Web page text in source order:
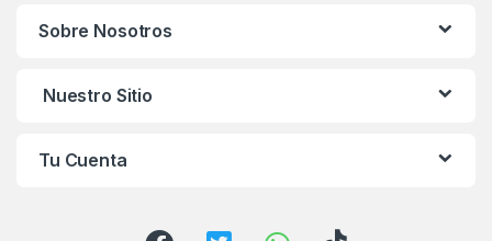
Sobre Nosotros
Nuestro Sitio
Tu Cuenta